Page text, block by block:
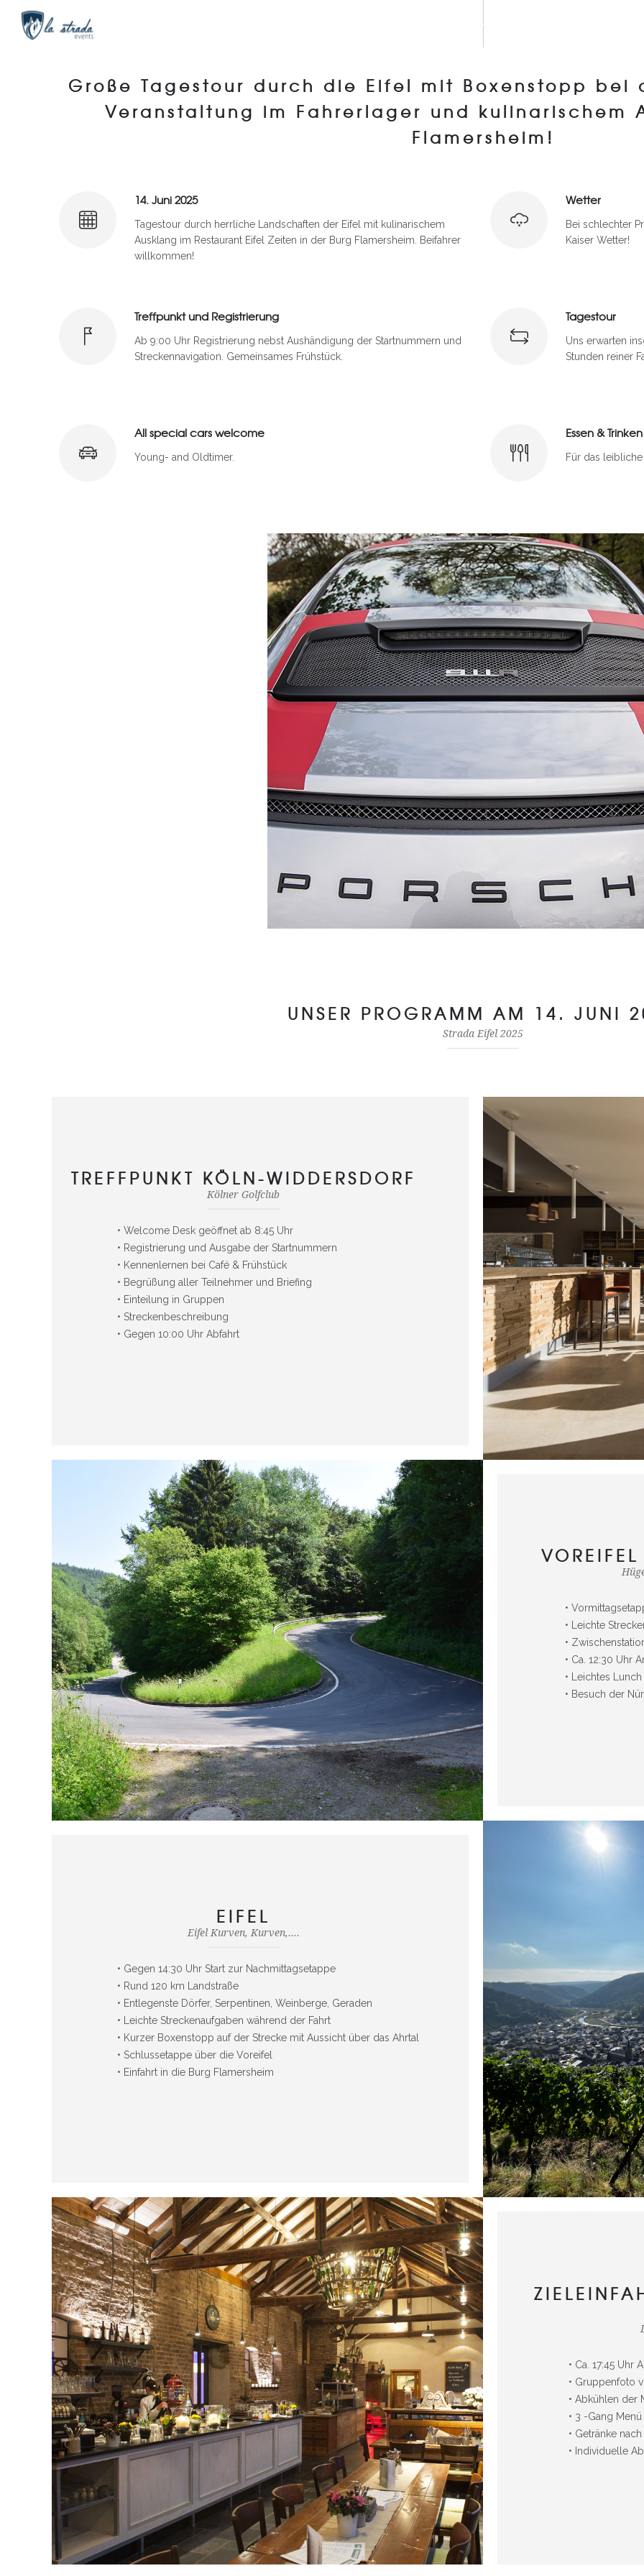
ÜBER UNS
Große Tagestour durch die Eifel mit Boxenstopp bei
Veranstaltung im Fahrerlager und kulinarischem
Flamersheim!
14. Juni 2025
Tagestour durch herrliche Landschaften der Eifel mit kulinarischem
Ausklang im Restaurant Eifel Zeiten in der Burg Flamersheim. Beifahrer
willkommen!
Treffpunkt und Registrierung
Ab 9:00 Uhr Registrierung nebst Aushändigung der Startnummern und
Streckennavigation. Gemeinsames Frühstück.
All special cars welcome
Young- and Oldtimer.
Wetter
Bei schlechter
Kaiser Wetter!
Tagestour
Uns erwarten
Stunden reiner
Essen & Trinken
Für das
UNSER PROGRAMM AM 14. JUNI
Strada Eifel 2025
TREFFPUNKT KÖLN-WIDDERSDORF
Kölner Golfclub
• Welcome Desk geöffnet ab 8:45 Uhr
• Registrierung und Ausgabe der Startnummern
• Kennenlernen bei Café & Frühstück
• Begrüßung aller Teilnehmer und Briefing
• Einteilung in Gruppen
• Streckenbeschreibung
• Gegen 10:00 Uhr Abfahrt
•
• Leichte
•
• Ca. 12:30 Uhr
• Leichtes
• Besuch der
EIFEL
Eifel Kurven, Kurven,....
• Gegen 14:30 Uhr Start zur Nachmittagsetappe
• Rund 120 km Landstraße
• Entlegenste Dörfer, Serpentinen, Weinberge, Geraden
• Leichte Streckenaufgaben während der Fahrt
• Kurzer Boxenstopp auf der Strecke mit Aussicht über das Ahrtal
• Schlussetappe über die Voreifel
• Einfahrt in die Burg Flamersheim
• Ca. 17:45 Uhr
• Gruppenfoto
• Abkühlen der
• 3 -Gang
• Getränke
• Individuelle